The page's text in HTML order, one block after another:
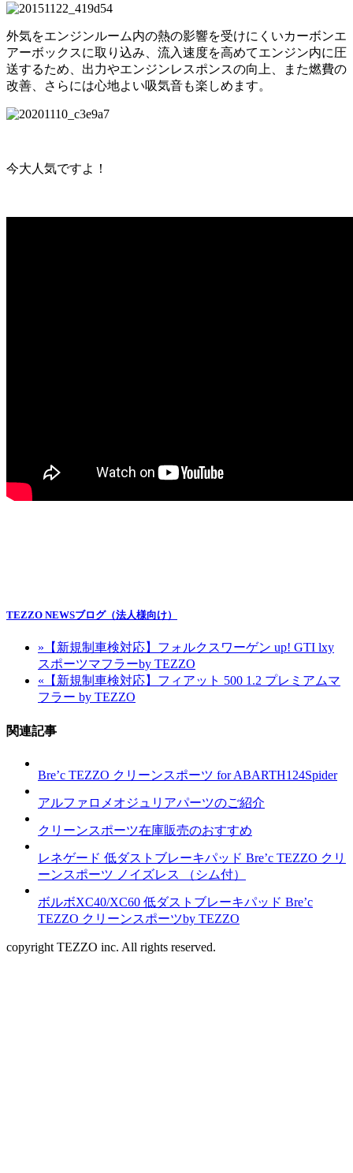
外気をエンジンルーム内の熱の影響を受けにくいカーボンエ
アーボックスに取り込み、流入速度を高めてエンジン内に圧
送するため、出力やエンジンレスポンスの向上、また燃費の
改善、さらには心地よい吸気音も楽しめます。
今大人気ですよ！
TEZZO NEWSブログ（法人様向け）
» 【新規制車検対応】フォルクスワーゲン up! GTI lxy
スポーツマフラーby TEZZO
« 【新規制車検対応】フィアット 500 1.2 プレミアムマ
フラー by TEZZO
関連記事
Bre’c TEZZO クリーンスポーツ for ABARTH124Spider
アルファロメオジュリアパーツのご紹介
クリーンスポーツ在庫販売のおすすめ
レネゲード 低ダストブレーキパッド Bre’c TEZZO クリ
ーンスポーツ ノイズレス （シム付）
ボルボXC40/XC60 低ダストブレーキパッド Bre’c
TEZZO クリーンスポーツby TEZZO
copyright TEZZO inc. All rights reserved.